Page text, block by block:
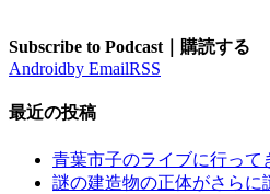
Subscribe to Podcast｜購読する
Androidby EmailRSS
最近の投稿
青葉市子のライブに行って
謎の建造物の正体がさらに